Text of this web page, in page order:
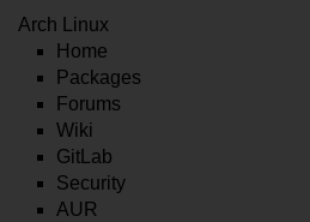
Arch Linux
Home
Packages
Forums
Wiki
GitLab
Security
AUR